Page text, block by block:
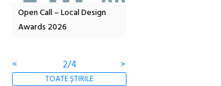
Open Call – Local Design
Awards 2026
<
2/4 >
TOATE ȘTIRILE